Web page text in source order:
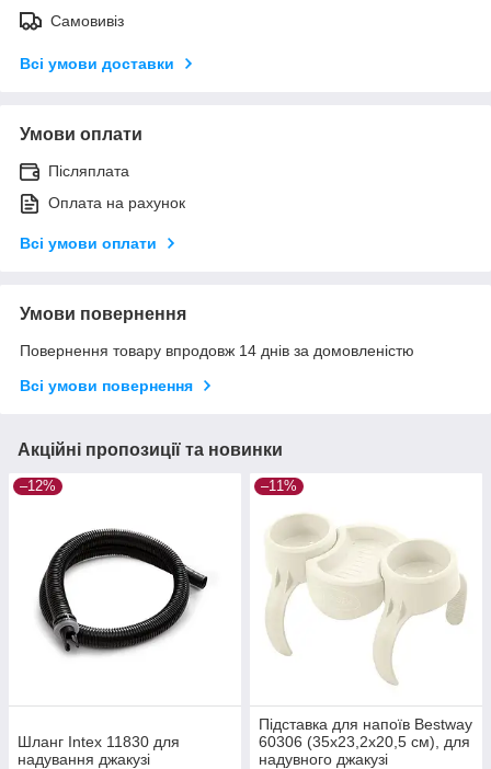
Самовивіз
Всі умови доставки
Умови оплати
Післяплата
Оплата на рахунок
Всі умови оплати
Умови повернення
Повернення товару впродовж 14 днів за домовленістю
Всі умови повернення
Акційні пропозиції та новинки
–12%
Шланг Intex 11830 для
надування джакузі
–11%
Підставка для напоїв Bestway
60306 (35x23,2x20,5 см), для
надувного джакузі